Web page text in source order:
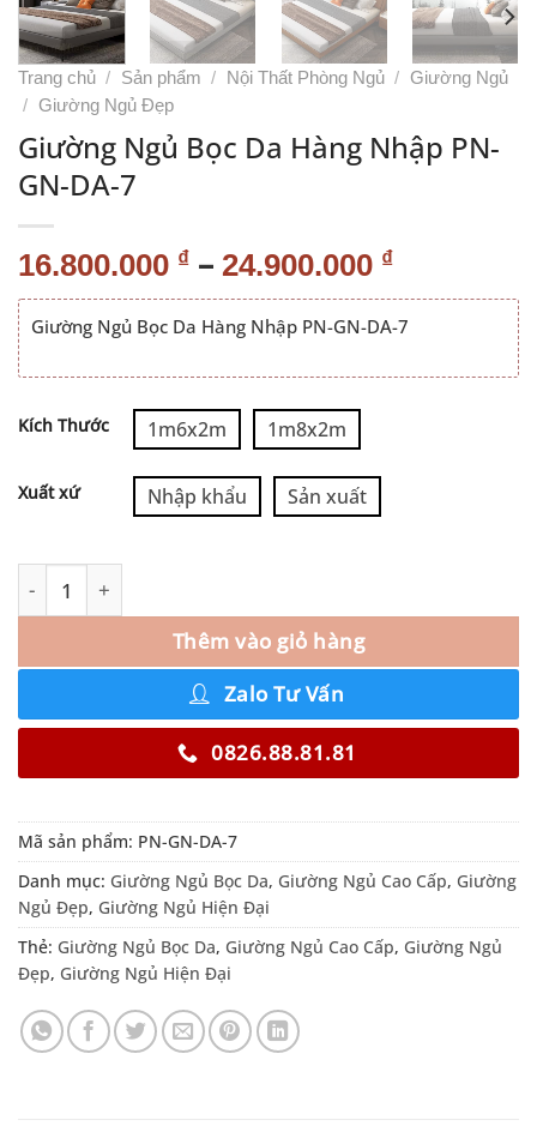
Trang chủ / Sản phẩm / Nội Thất Phòng Ngủ / Giường Ngủ
/ Giường Ngủ Đẹp
Giường Ngủ Bọc Da Hàng Nhập PN-
GN-DA-7
16.800.000 ₫ – 24.900.000 ₫
Giường Ngủ Bọc Da Hàng Nhập PN-GN-DA-7
Kích Thước 1m6x2m 1m8x2m
Xuất xứ Nhập khẩu Sản xuất
Thêm vào giỏ hàng
Zalo Tư Vấn
0826.88.81.81
Mã sản phẩm: PN-GN-DA-7
Danh mục: Giường Ngủ Bọc Da, Giường Ngủ Cao Cấp, Giường
Ngủ Đẹp, Giường Ngủ Hiện Đại
Thẻ: Giường Ngủ Bọc Da, Giường Ngủ Cao Cấp, Giường Ngủ
Đẹp, Giường Ngủ Hiện Đại